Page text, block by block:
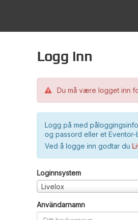
Logg inn
Du må være logget inn
Logg på med
og passord eller et
Ved å logge inn godtar du
Loginnsystem
Livelox
Användarnamn